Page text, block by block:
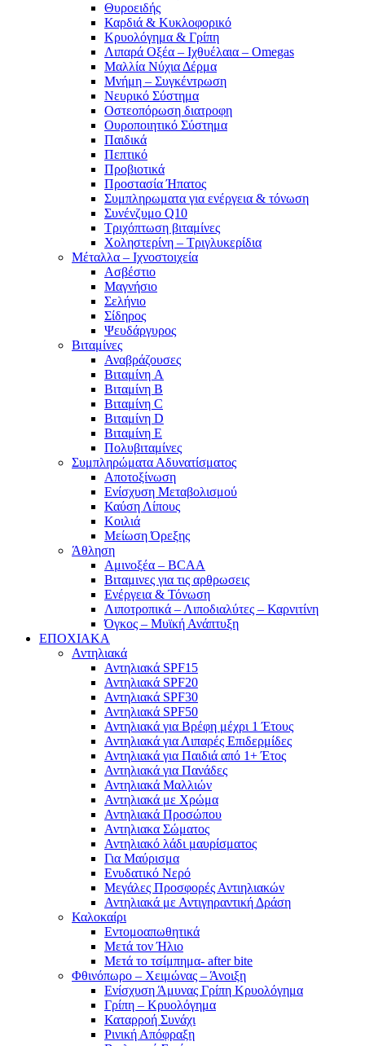
Θυροειδής
Καρδιά & Κυκλοφορικό
Κρυολόγημα & Γρίπη
Λιπαρά Οξέα – Ιχθυέλαια – Omegas
Μαλλία Νύχια Δέρμα
Μνήμη – Συγκέντρωση
Νευρικό Σύστημα
Οστεοπόρωση διατροφη
Ουροποιητικό Σύστημα
Παιδικά
Πεπτικό
Προβιοτικά
Προστασία Ήπατος
Συμπληρωματα για ενέργεια & τόνωση
Συνένζυμο Q10
Τριχόπτωση βιταμίνες
Χοληστερίνη – Τριγλυκερίδια
Μέταλλα – Ιχνοστοιχεία
Ασβέστιο
Μαγνήσιο
Σελήνιο
Σίδηρος
Ψευδάργυρος
Βιταμίνες
Αναβράζουσες
Βιταμίνη A
Βιταμίνη B
Βιταμίνη C
Βιταμίνη D
Βιταμίνη E
Πολυβιταμίνες
Συμπληρώματα Αδυνατίσματος
Αποτοξίνωση
Ενίσχυση Μεταβολισμού
Καύση Λίπους
Κοιλιά
Μείωση Όρεξης
Άθληση
Αμινοξέα – BCAA
Βιταμινες για τις αρθρωσεις
Ενέργεια & Τόνωση
Λιποτροπικά – Λιποδιαλύτες – Καρνιτίνη
Όγκος – Μυϊκή Ανάπτυξη
ΕΠΟΧΙΑΚΑ
Αντηλιακά
Αντηλιακά SPF15
Αντηλιακά SPF20
Αντηλιακά SPF30
Αντηλιακά SPF50
Αντηλιακά για Βρέφη μέχρι 1 Έτους
Αντηλιακά για Λιπαρές Επιδερμίδες
Αντηλιακά για Παιδιά από 1+ Έτος
Αντηλιακά για Πανάδες
Αντηλιακά Μαλλιών
Αντηλιακά με Χρώμα
Αντηλιακά Προσώπου
Αντηλιακα Σώματος
Αντηλιακό λάδι μαυρίσματος
Για Μαύρισμα
Ενυδατικό Νερό
Μεγάλες Προσφορές Αντιηλιακών
Αντηλιακά με Αντιγηραντική Δράση
Καλοκαίρι
Εντομοαπωθητικά
Μετά τον Ήλιο
Μετά το τσίμπημα- after bite
Φθινόπωρο – Χειμώνας – Άνοιξη
Ενίσχυση Άμυνας Γρίπη Κρυολόγημα
Γρίπη – Κρυολόγημα
Καταρροή Συνάχι
Ρινική Απόφραξη